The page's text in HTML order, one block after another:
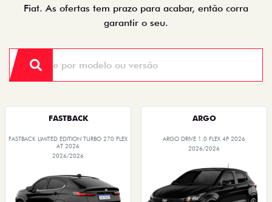
Fiat. As ofertas tem prazo para acabar, então corra
garantir o seu.
FASTBACK
FASTBACK LIMITED EDITION TURBO 270 FLEX
AT 2026
2026/2026
ARGO
ARGO DRIVE 1.0 FLEX 4P 2026
2026/2026